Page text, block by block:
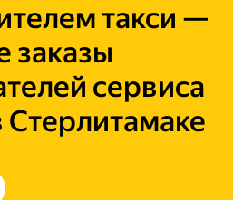
такси —
заказы
сервиса
Стерлитамаке